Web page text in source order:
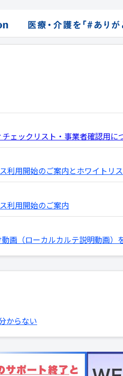
ェックリスト・事業者確認用に
利用開始のご案内とホワイトリ
利用開始のご案内
動画（ローカルカルテ説明動画）
からない